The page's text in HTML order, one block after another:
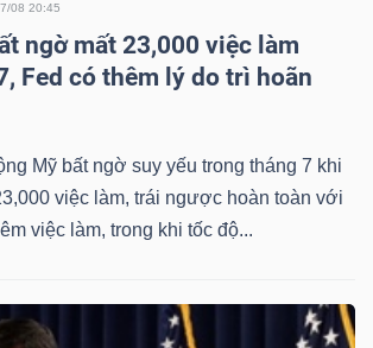
08 20:45
ngờ mất 23,000 việc làm
Fed có thêm lý do trì hoãn
Mỹ bất ngờ suy yếu trong tháng 7 khi
việc làm, trái ngược hoàn toàn với
việc làm, trong khi tốc độ...